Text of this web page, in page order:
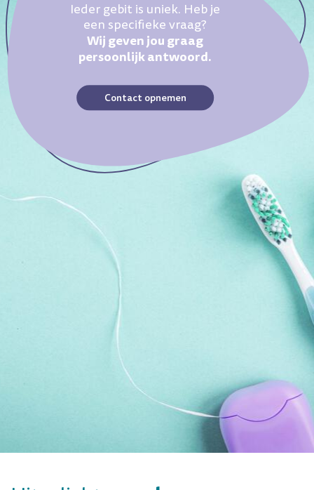
Ieder gebit is uniek. Heb je
een specifieke vraag?
Wij geven jou graag
persoonlijk antwoord.
Contact opnemen